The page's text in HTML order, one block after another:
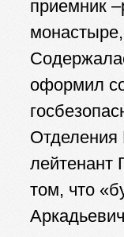
приемник
оформил
лейтенант
том, что